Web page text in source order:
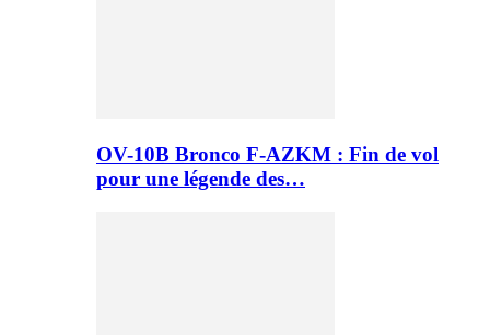
OV-10B Bronco F-AZKM : Fin de vol
pour une légende des…